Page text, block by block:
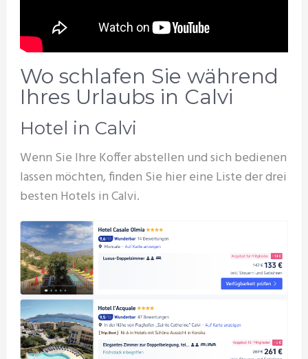
Wo schlafen Sie während
Ihres Urlaubs in Calvi
Hotel in Calvi
Wenn Sie Ihre Koffer abstellen und sich bedienen
lassen möchten, finden Sie hier eine Liste der drei
besten Hotels in Calvi.